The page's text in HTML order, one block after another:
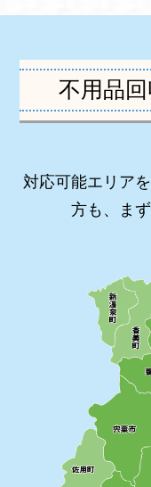
不用品
対応可能エリア
方も、ま